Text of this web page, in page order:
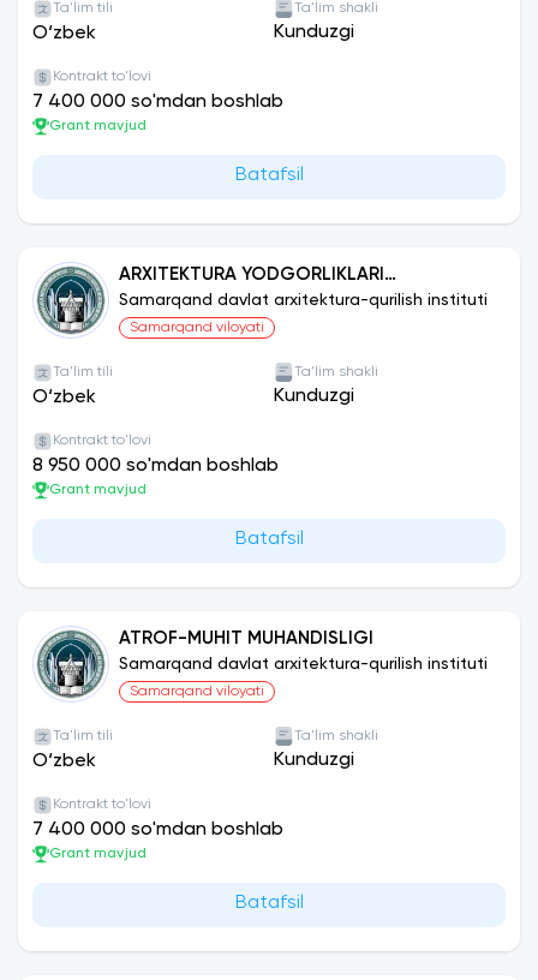
Ta'lim tili
O‘zbek
Ta'lim shakli
Kunduzgi
Kontrakt to'lovi
7 400 000 so'mdan boshlab
Grant mavjud
Batafsil
ARXITEKTURA YODGORLIKLARI
REKONSTRUKTSIYASI VA RESTAVRATSIYASI
Samarqand davlat arxitektura-qurilish instituti
Samarqand viloyati
Ta'lim tili
O‘zbek
Ta'lim shakli
Kunduzgi
Kontrakt to'lovi
8 950 000 so'mdan boshlab
Grant mavjud
Batafsil
ATROF-MUHIT MUHANDISLIGI
Samarqand davlat arxitektura-qurilish instituti
Samarqand viloyati
Ta'lim tili
O‘zbek
Ta'lim shakli
Kunduzgi
Kontrakt to'lovi
7 400 000 so'mdan boshlab
Grant mavjud
Batafsil